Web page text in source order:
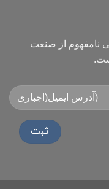
نامفهوم از صنعت